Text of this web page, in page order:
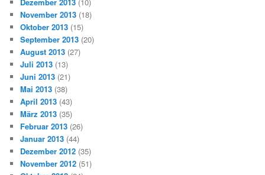
November 2013 (18)
Oktober 2013 (15)
September 2013 (20)
August 2013 (27)
Juli 2013 (13)
Juni 2013 (21)
Mai 2013 (38)
April 2013 (43)
März 2013 (35)
Februar 2013 (26)
Januar 2013 (44)
Dezember 2012 (35)
November 2012 (51)